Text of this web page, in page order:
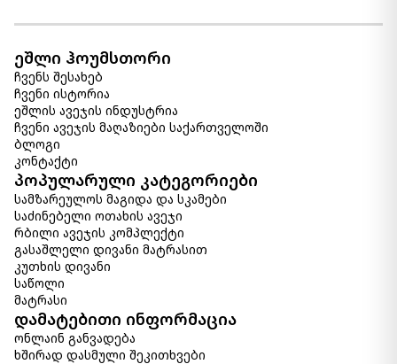
ეშლი ჰოუმსთორი
ჩვენს შესახებ
ჩვენი ისტორია
ეშლის ავეჯის ინდუსტრია
ჩვენი ავეჯის მაღაზიები საქართველოში
ბლოგი
კონტაქტი
პოპულარული კატეგორიები
სამზარეულოს მაგიდა და სკამები
საძინებელი ოთახის ავეჯი
რბილი ავეჯის კომპლექტი
გასაშლელი დივანი მატრასით
კუთხის დივანი
საწოლი
მატრასი
დამატებითი ინფორმაცია
ონლაინ განვადება
ხშირად დასმული შეკითხვები